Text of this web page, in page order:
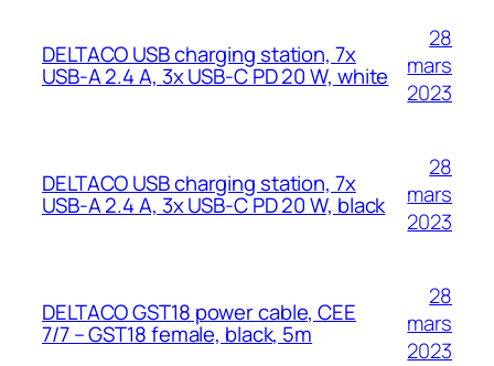
DELTACO USB charging station, 7x
USB-A 2.4 A, 3x USB-C PD 20 W, white
28
mars
2023
DELTACO USB charging station, 7x
USB-A 2.4 A, 3x USB-C PD 20 W, black
28
mars
2023
DELTACO GST18 power cable, CEE
7/7 – GST18 female, black, 5m
28
mars
2023